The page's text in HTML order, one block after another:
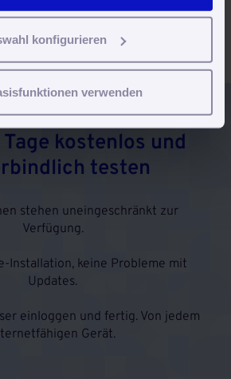
konfigurieren
verwenden
kostenlos und
testen
stehen uneingeschränkt zur
Verfügung.
Installation, keine Probleme mit
Updates.
einloggen und fertig. Von jedem
Gerät.